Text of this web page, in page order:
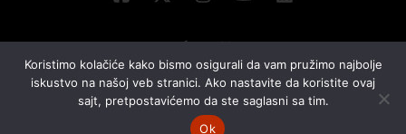
© 2026 NOVA EKONOMIJA | SVA PRAVA ZADŽANA | DEVELOPED BY
Koristimo kolačiće kako bismo osigurali da vam pružimo najbolje
iskustvo na našoj veb stranici. Ako nastavite da koristite ovaj
sajt, pretpostavićemo da ste saglasni sa tim.
Ok